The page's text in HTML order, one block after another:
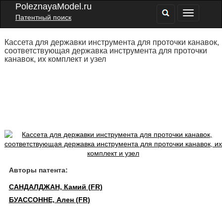
PoleznayaModel.ru
Патентный поиск
Кассета для державки инструмента для проточки канавок,
соответствующая державка инструмента для проточки
канавок, их комплект и узел
Авторы патента:
САНДАЛДЖАН, Камий (FR)
БУАССОННЕ, Ален (FR)